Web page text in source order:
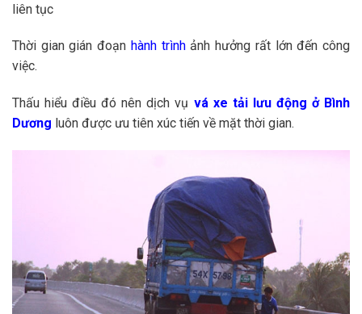
liên tục
Thời gian gián đoạn hành trìnhảnh hưởng rất lớn đến công
việc.
Thấu hiểu điều đó nên dịch vụ vá xe tải lưu động ở Bình
Dương luôn được ưu tiên xúc tiến về mặt thời gian.